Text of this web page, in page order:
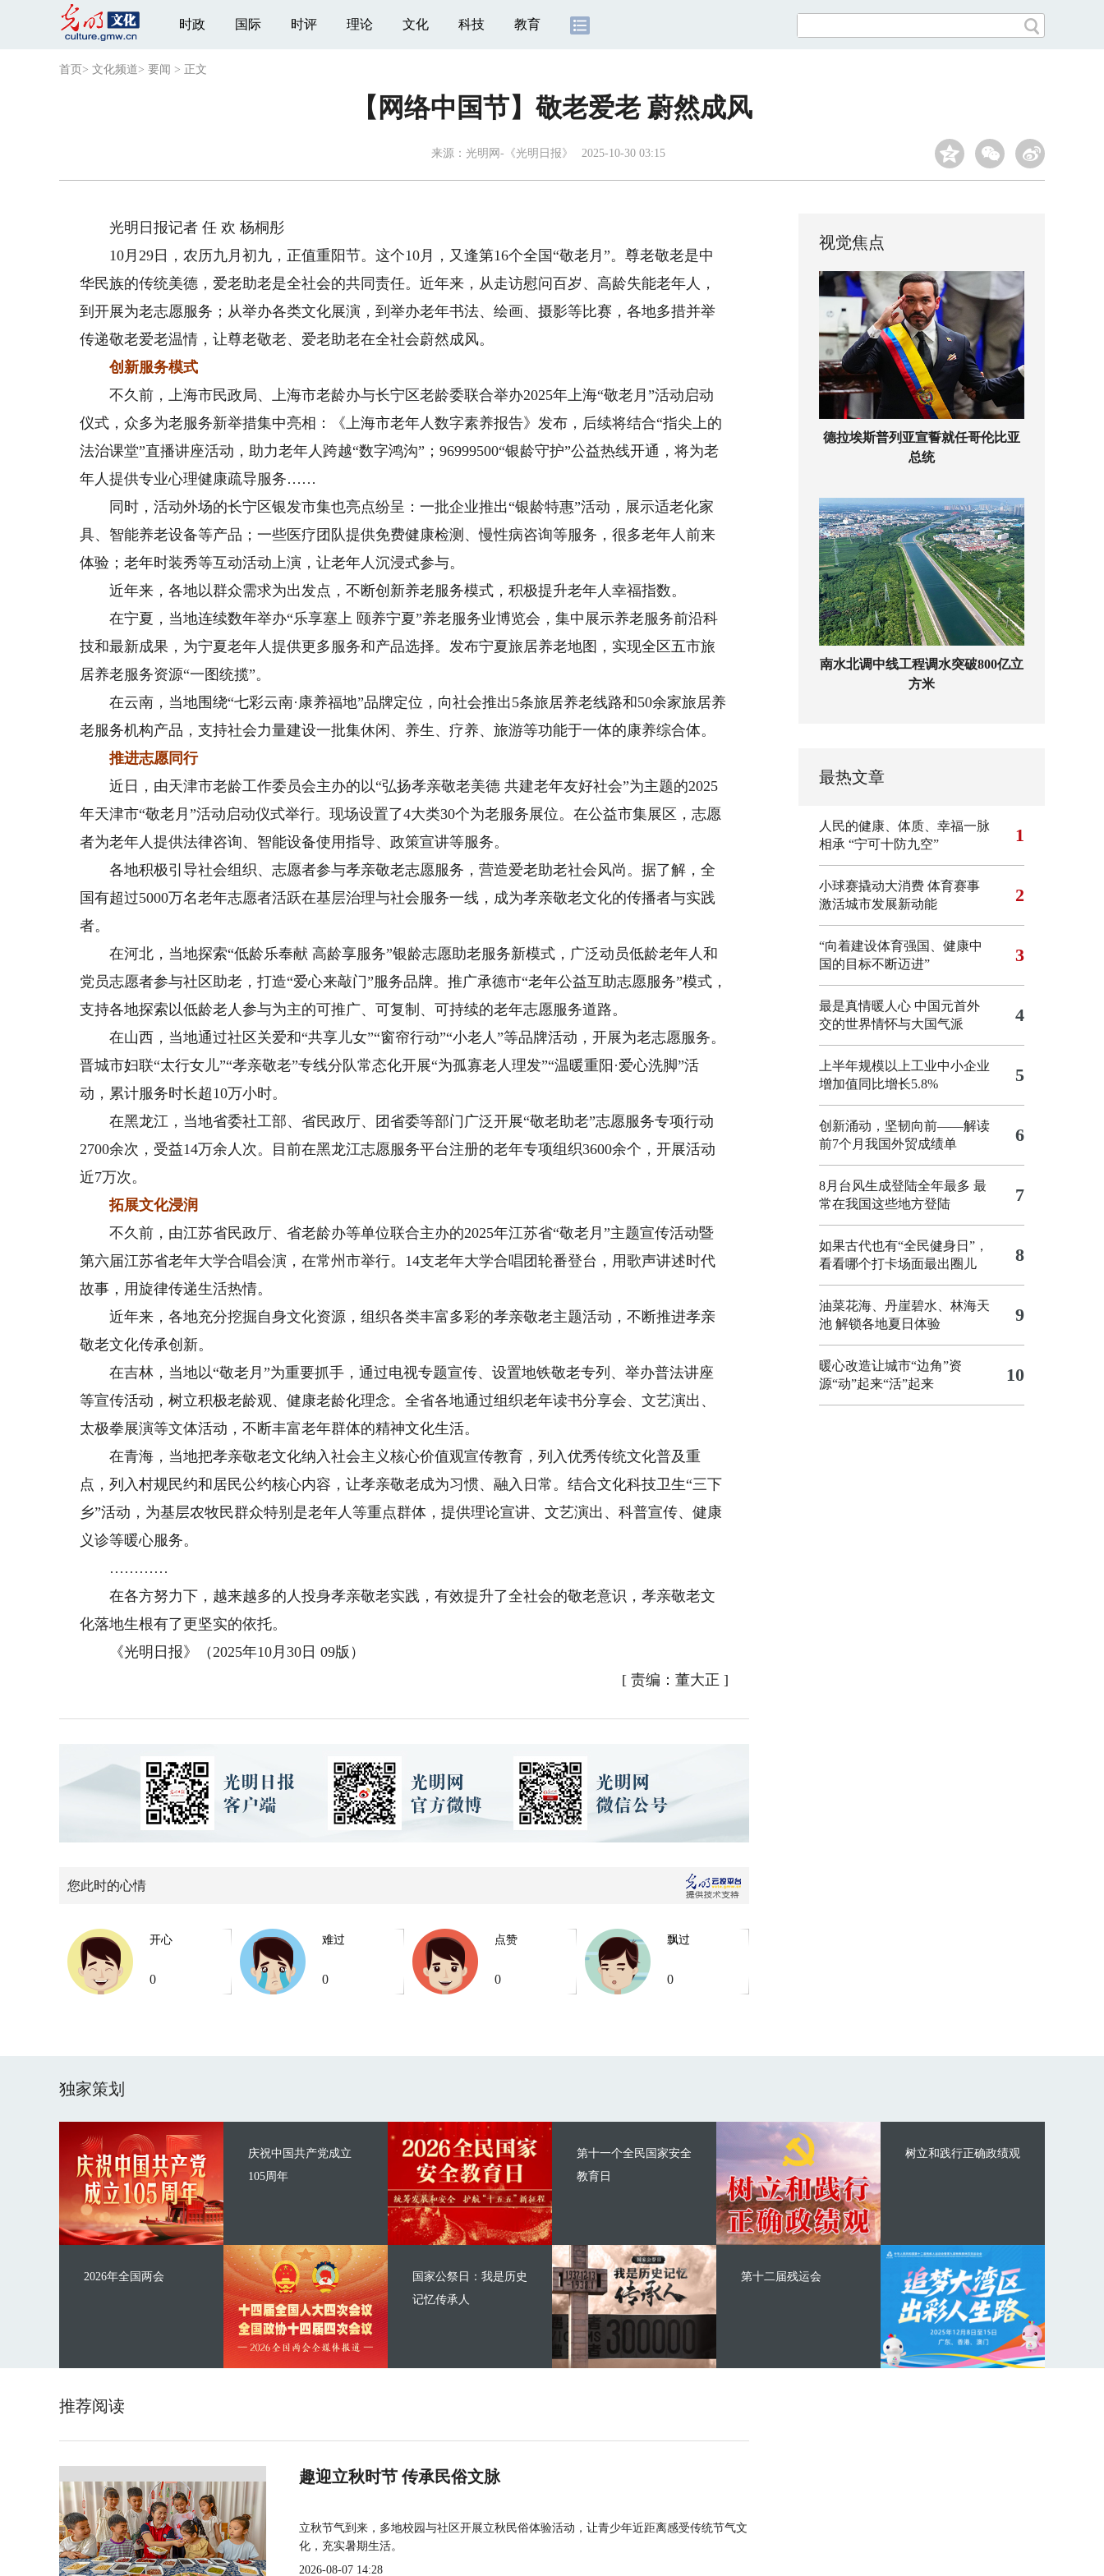
时政 国际 时评 理论 文化 科技 教育
首页 > 文化频道> 要闻 > 正文
【网络中国节】敬老爱老 蔚然成风
来源： 光明网-《光明日报》 2025-10-30 03:15
光明日报记者 任 欢 杨桐彤
10月29日，农历九月初九，正值重阳节。这个10月，又逢第16个全国“敬老月”。尊老敬老是中
华民族的传统美德，爱老助老是全社会的共同责任。近年来，从走访慰问百岁、高龄失能老年人，
到开展为老志愿服务；从举办各类文化展演，到举办老年书法、绘画、摄影等比赛，各地多措并举
传递敬老爱老温情，让尊老敬老、爱老助老在全社会蔚然成风。
创新服务模式
不久前，上海市民政局、上海市老龄办与长宁区老龄委联合举办2025年上海“敬老月”活动启动
仪式，众多为老服务新举措集中亮相：《上海市老年人数字素养报告》发布，后续将结合“指尖上的
法治课堂”直播讲座活动，助力老年人跨越“数字鸿沟”；96999500“银龄守护”公益热线开通，将为老
年人提供专业心理健康疏导服务……
同时，活动外场的长宁区银发市集也亮点纷呈：一批企业推出“银龄特惠”活动，展示适老化家
具、智能养老设备等产品；一些医疗团队提供免费健康检测、慢性病咨询等服务，很多老年人前来
体验；老年时装秀等互动活动上演，让老年人沉浸式参与。
近年来，各地以群众需求为出发点，不断创新养老服务模式，积极提升老年人幸福指数。
在宁夏，当地连续数年举办“乐享塞上 颐养宁夏”养老服务业博览会，集中展示养老服务前沿科
技和最新成果，为宁夏老年人提供更多服务和产品选择。发布宁夏旅居养老地图，实现全区五市旅
居养老服务资源“一图统揽”。
在云南，当地围绕“七彩云南·康养福地”品牌定位，向社会推出5条旅居养老线路和50余家旅居养
老服务机构产品，支持社会力量建设一批集休闲、养生、疗养、旅游等功能于一体的康养综合体。
推进志愿同行
近日，由天津市老龄工作委员会主办的以“弘扬孝亲敬老美德 共建老年友好社会”为主题的2025
年天津市“敬老月”活动启动仪式举行。现场设置了4大类30个为老服务展位。在公益市集展区，志愿
者为老年人提供法律咨询、智能设备使用指导、政策宣讲等服务。
各地积极引导社会组织、志愿者参与孝亲敬老志愿服务，营造爱老助老社会风尚。据了解，全
国有超过5000万名老年志愿者活跃在基层治理与社会服务一线，成为孝亲敬老文化的传播者与实践
者。
在河北，当地探索“低龄乐奉献 高龄享服务”银龄志愿助老服务新模式，广泛动员低龄老年人和
党员志愿者参与社区助老，打造“爱心来敲门”服务品牌。推广承德市“老年公益互助志愿服务”模式，
支持各地探索以低龄老人参与为主的可推广、可复制、可持续的老年志愿服务道路。
在山西，当地通过社区关爱和“共享儿女”“窗帘行动”“小老人”等品牌活动，开展为老志愿服务。
晋城市妇联“太行女儿”“孝亲敬老”专线分队常态化开展“为孤寡老人理发”“温暖重阳·爱心洗脚”活
动，累计服务时长超10万小时。
在黑龙江，当地省委社工部、省民政厅、团省委等部门广泛开展“敬老助老”志愿服务专项行动
2700余次，受益14万余人次。目前在黑龙江志愿服务平台注册的老年专项组织3600余个，开展活动
近7万次。
拓展文化浸润
不久前，由江苏省民政厅、省老龄办等单位联合主办的2025年江苏省“敬老月”主题宣传活动暨
第六届江苏省老年大学合唱会演，在常州市举行。14支老年大学合唱团轮番登台，用歌声讲述时代
故事，用旋律传递生活热情。
近年来，各地充分挖掘自身文化资源，组织各类丰富多彩的孝亲敬老主题活动，不断推进孝亲
敬老文化传承创新。
在吉林，当地以“敬老月”为重要抓手，通过电视专题宣传、设置地铁敬老专列、举办普法讲座
等宣传活动，树立积极老龄观、健康老龄化理念。全省各地通过组织老年读书分享会、文艺演出、
太极拳展演等文体活动，不断丰富老年群体的精神文化生活。
在青海，当地把孝亲敬老文化纳入社会主义核心价值观宣传教育，列入优秀传统文化普及重
点，列入村规民约和居民公约核心内容，让孝亲敬老成为习惯、融入日常。结合文化科技卫生“三下
乡”活动，为基层农牧民群众特别是老年人等重点群体，提供理论宣讲、文艺演出、科普宣传、健康
义诊等暖心服务。
…………
在各方努力下，越来越多的人投身孝亲敬老实践，有效提升了全社会的敬老意识，孝亲敬老文
化落地生根有了更坚实的依托。
《光明日报》（2025年10月30日 09版）
[ 责编：董大正 ]
您此时的心情
开心
0
难过
0
点赞
0
飘过
0
视觉焦点
德拉埃斯普列亚宣誓就任哥伦比亚
总统
南水北调中线工程调水突破800亿立
方米
最热文章
人民的健康、体质、幸福一脉
相承 “宁可十防九空” 1
小球赛撬动大消费 体育赛事
激活城市发展新动能
2
“向着建设体育强国、健康中
国的目标不断迈进”
3
最是真情暖人心 中国元首外
交的世界情怀与大国气派
4
上半年规模以上工业中小企业
增加值同比增长5.8%
5
创新涌动，坚韧向前——解读
前7个月我国外贸成绩单
6
8月台风生成登陆全年最多 最
常在我国这些地方登陆
7
如果古代也有“全民健身日”，
看看哪个打卡场面最出圈儿
8
油菜花海、丹崖碧水、林海天
池 解锁各地夏日体验
9
暖心改造让城市“边角”资
源“动”起来“活”起来
10
独家策划
庆祝中国共产党成立
105周年
2026年全国两会
第十一个全民国家安全
教育日
国家公祭日：我是历史
记忆传承人
树立和践行正确政绩观
第十二届残运会
推荐阅读
趣迎立秋时节 传承民俗文脉
立秋节气到来，多地校园与社区开展立秋民俗体验活动，让青少年近距离感受传统节气文
化，充实暑期生活。
2026-08-07 14:28